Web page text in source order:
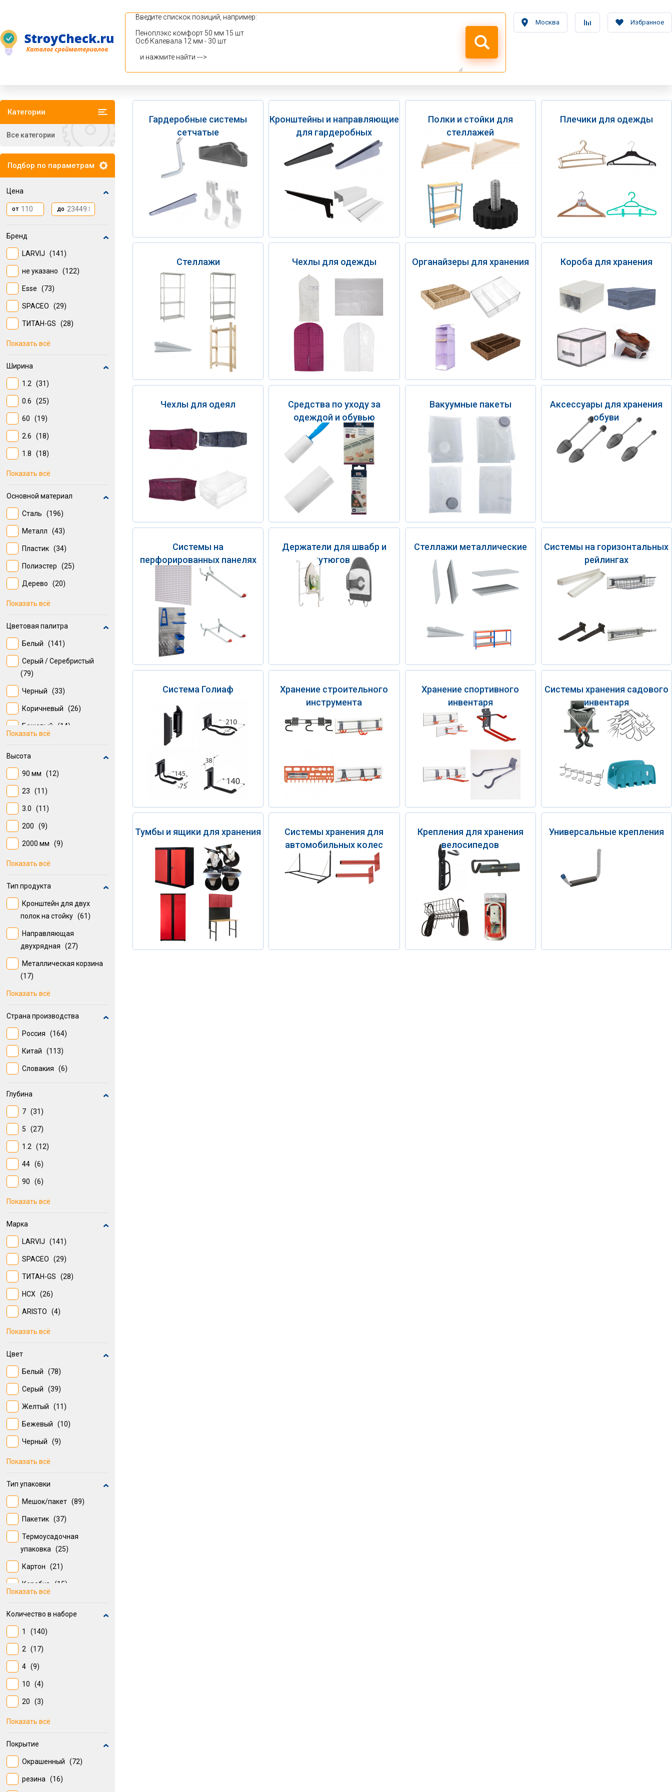
Москва Избранное
Категории
Все категории
Подбор по параметрам
Цена
от до
Бренд
LARVIJ (141)
не указано (122)
Esse (73)
SPACEO (29)
ТИТАН-GS (28)
НСХ (26)
Показать всё
Ширина
1.2 (31)
0.6 (25)
60 (19)
2.6 (18)
1.8 (18)
1000 мм(13)
Показать всё
Основной материал
Сталь (196)
Металл (43)
Пластик (34)
Полиэстер (25)
Дерево (20)
Полипропилен
Показать всё
Цветовая палитра
Белый (141)
Серый / Серебристый
(79)
Черный (33)
Коричневый (26)
Бежевый (14)
Синий
Бесцветный /
прозрачный
Разноцветный
Фиолетовый
Красный (6)
Показать всё
Высота
90 мм (12)
23 (11)
3.0 (11)
200 (9)
2000 мм (9)
35 мм(8)
6.7(6)
6.0(6)
135(6)
40(6)
Показать всё
Тип продукта
Кронштейн для двух
полок на стойку (61)
Направляющая
двухрядная (27)
Металлическая корзина
(17)
Вешалка
(9)
Прямая полка
Металлический стеллаж
(8)
Крючок
Коробка
Показать всё
Страна производства
Россия (164)
Китай (113)
Словакия (6)
Глубина
7 (31)
5 (27)
1.2 (12)
44 (6)
90 (6)
1.5(6)
Показать всё
Марка
LARVIJ (141)
SPACEO (29)
ТИТАН-GS (28)
НСХ (26)
ARISTO (4)
ПРАКТИК
Показать всё
Цвет
Белый (78)
Серый (39)
Желтый (11)
Бежевый (10)
Черный (9)
Прозрачный
Синий(5)
Хромированный
Показать всё
Тип упаковки
Мешок/пакет (89)
Пакетик (37)
Термоусадочная
упаковка (25)
Картон (21)
Коробка (15)
Показать всё
Количество в наборе
1 (140)
2 (17)
4 (9)
10 (4)
20 (3)
6(3)
Показать всё
Покрытие
Окрашенный (72)
резина (16)
Гардеробные системы
сетчатые
Кронштейны и направляющие
для гардеробных
Полки и стойки для
стеллажей
Плечики для одежды
Стеллажи Чехлы для одежды Органайзеры для хранения Короба для хранения
Чехлы для одеял
Средства по уходу за
одеждой и обувью
Вакуумные пакеты
Аксессуары для хранения
обуви
Системы на
перфорированных панелях
Держатели для швабр и
утюгов
Стеллажи металлические
Системы на горизонтальных
рейлингах
Система Голиаф
Хранение строительного
инструмента
Хранение спортивного
инвентаря
Системы хранения садового
инвентаря
Тумбы и ящики для хранения
Системы хранения для
автомобильных колес
Крепления для хранения
велосипедов
Универсальные крепления